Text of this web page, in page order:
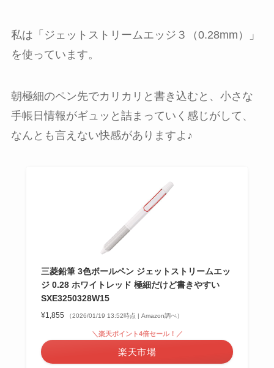
私は「ジェットストリームエッジ３（0.28mm）」
を使っています。
朝極細のペン先でカリカリと書き込むと、小さな
手帳日情報がギュッと詰まっていく感じがして、
なんとも言えない快感がありますよ♪
三菱鉛筆 3色ボールペン ジェットストリームエッ
ジ 0.28 ホワイトレッド 極細だけど書きやすい
SXE3250328W15
¥1,855 （2026/01/19 13:52時点 | Amazon調べ）
＼楽天ポイント4倍セール！／
楽天市場